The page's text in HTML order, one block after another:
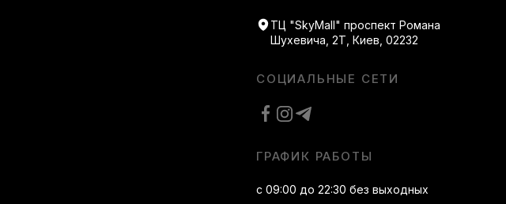
ТЦ "SkyMall" проспект Романа
Шухевича, 2Т, Киев, 02232
СОЦИАЛЬНЫЕ СЕТИ
ГРАФИК РАБОТЫ
с 09:00 до 22:30 без выходных